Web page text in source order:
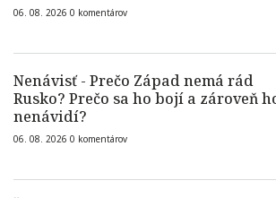
06. 08. 2026 0 komentárov
Nenávisť - Prečo Západ nemá rád
Rusko? Prečo sa ho bojí a zároveň
nenávidí?
06. 08. 2026 0 komentárov